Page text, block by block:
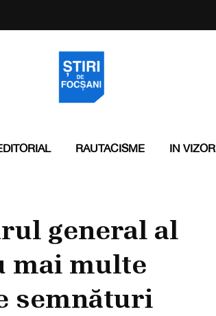
RAUTACISME IN VIZOR
general al
mai multe
semnături